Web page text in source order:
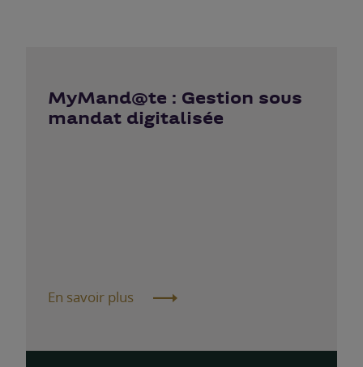
MyMand@te : Gestion sous
mandat digitalisée
En savoir plus